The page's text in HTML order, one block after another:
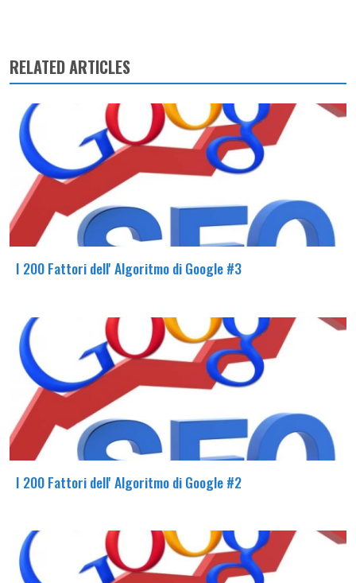
RELATED ARTICLES
I 200 Fattori dell' Algoritmo di Google #3
I 200 Fattori dell' Algoritmo di Google #2